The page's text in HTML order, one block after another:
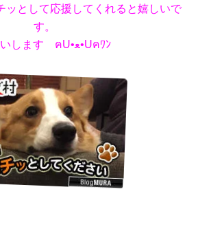
ッとして応援してくれると嬉しいで
す。
お願いします ฅU•ﻌ•Uฅﾜﾝ